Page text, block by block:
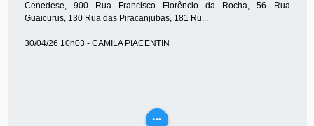
Cenedese, 900 Rua Francisco Florêncio da Rocha, 56 Rua
Guaicurus, 130 Rua das Piracanjubas, 181 Ru...
30/04/26 10h03 - CAMILA PIACENTIN
more_horiz